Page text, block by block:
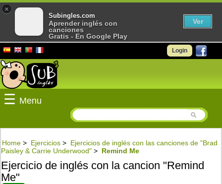
Login
☰ Menu
Home > Ejercicios > Ejercicios de inglés con las canciones de "Brad
Paisley & Carrie Underwood" > Remind Me
Ejercicio de inglés con la cancion "Remind
Me"
×
Subingles.com
Aprender inglés con
canciones
Gratis - En Google Play
Ver